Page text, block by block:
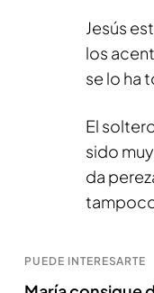
Jesús
los
se lo ha
El
sido
da
PUEDE INTERESARTE